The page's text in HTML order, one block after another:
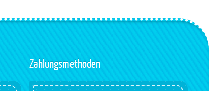
Zahlungsmethoden